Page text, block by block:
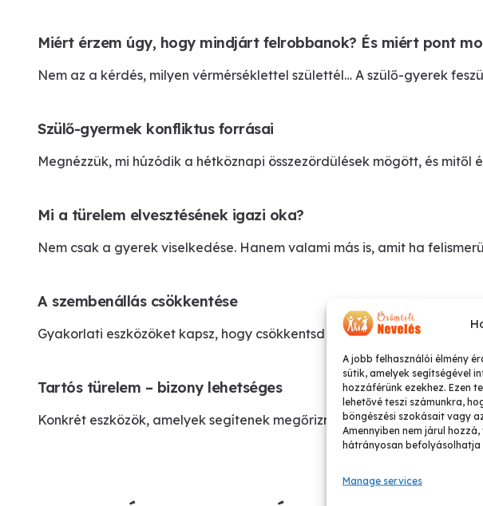
A jobb felhasználói élmény
sütik, amelyek segítségével
hozzáférünk ezekhez. Ezen
lehetővé teszi számunkra,
böngészési szokásait vagy
Amennyiben nem járul
hátrányosan
Manage services
Miért érzem úgy, hogy mindjárt felrobbanok? És miért pont
Nem az a kérdés, milyen vérmérséklettel születtél… A szülő-gyerek
Szülő-gyermek konfliktus forrásai
Megnézzük, mi húzódik a hétköznapi összezördülések mögött, és
Mi a türelem elvesztésének igazi oka?
Nem csak a gyerek viselkedése. Hanem valami más is, amit ha
A szembenállás csökkentése
Gyakorlati eszközöket kapsz, hogy csökkentsd az állandó
Tartós türelem – bizony lehetséges
Konkrét eszközök, amelyek segítenek megőrizni a türelmedet – még a